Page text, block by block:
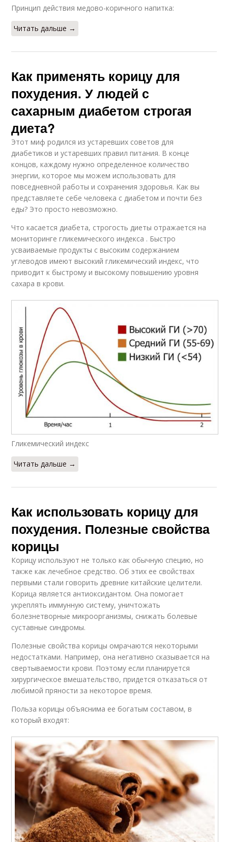
Принцип действия медово-коричного напитка:
Читать дальше →
Как применять корицу для
похудения. У людей с
сахарным диабетом строгая
диета?
Этот миф родился из устаревших советов для
диабетиков и устаревших правил питания. В конце
концов, каждому нужно определенное количество
энергии, которое мы можем использовать для
повседневной работы и сохранения здоровья. Как вы
представляете себе человека с диабетом и почти без
еды? Это просто невозможно.
Что касается диабета, строгость диеты отражается на
мониторинге гликемического индекса . Быстро
усваиваемые продукты с высоким содержанием
углеводов имеют высокий гликемический индекс, что
приводит к быстрому и высокому повышению уровня
сахара в крови.
Гликемический индекс
Читать дальше →
Как использовать корицу для
похудения. Полезные свойства
корицы
Корицу используют не только как обычную специю, но
также как лечебное средство. Об этих ее свойствах
первыми стали говорить древние китайские целители.
Корица является антиоксидантом. Она помогает
укреплять иммунную систему, уничтожать
болезнетворные микроорганизмы, снижать болевые
суставные синдромы.
Полезные свойства корицы омрачаются некоторыми
недостатками. Например, она негативно сказывается на
свертываемости крови. Поэтому если планируется
хирургическое вмешательство, придется отказаться от
любимой пряности за некоторое время.
Польза корицы объяснима ее богатым составом, в
который входят: